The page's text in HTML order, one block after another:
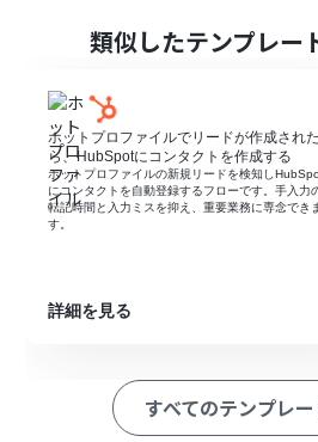
携します
次に、トリガーでホットプロフ
最後に、オペレーションで
加する」アクションを設定し、
得した情報をリードの各項目に
※「トリガー」：フロー起動のきっ
ペレーション」：トリガー起動後、
ション
録をチェックする実行間隔を任
から取得した名刺情報（会社名
ど）をどのフィールドに登録す
設定が可能です
類似したテンプレー
ホットプロファイルでリードが作成された
ら、HubSpotにコンタクトを作成する
ホットプロファイルの新規リードを検知し
にコンタクトを自動登録するフローです。手入力
転記時間と入力ミスを抑え、重要業務に専念でき
す。
詳細を見る
すべてのテンプレ